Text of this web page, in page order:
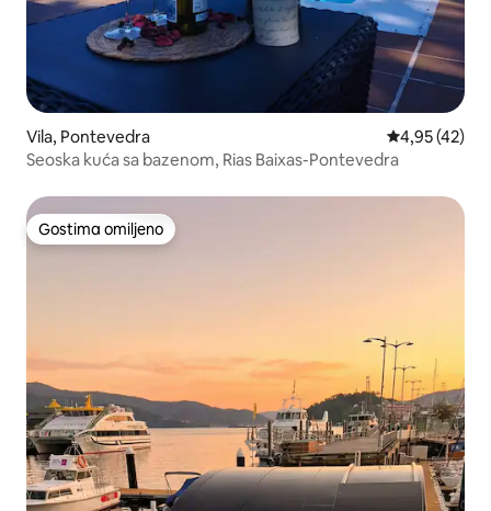
Vila, Pontevedra Prosečna
4,95 (42)
Seoska kuća sa bazenom, Rias Baixas-Pontevedra
Gostima omiljeno
Gostima omiljeno